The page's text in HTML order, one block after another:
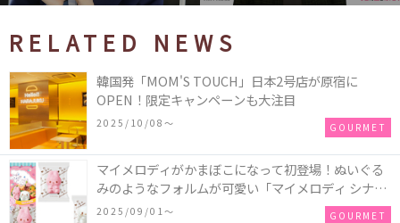
RELATED NEWS
韓国発「MOM'S TOUCH」日本2号店が原宿に
OPEN！限定キャンペーンも大注目
2025/10/08〜 GOURMET
マイメロディがかまぼこになって初登場！ぬいぐる
みのようなフォルムが可愛い「マイメロディ シナモ
ロール かまぼこ」が新発売
2025/09/01〜 GOURMET